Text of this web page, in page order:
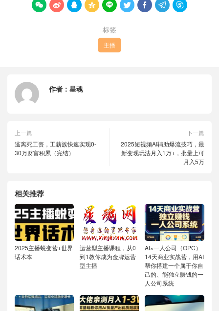
        
标签
主播
作者： 星魂
上一篇
逃离死工资，工薪族快速实现0-
30万财富积累（完结）
下一篇
2025短视频AI辅助爆流技巧，最
新变现玩法月入1万+，批量上可
月入5万
相关推荐
2025主播蜕变营+世界
话术本
运营型主播课程，从0
到1教你成为金牌运营
型主播
AI×一人公司（OPC）
14天商业实战营，用AI
帮你搭建一个属于你自
己的、能独立賺钱的一
人公司系统